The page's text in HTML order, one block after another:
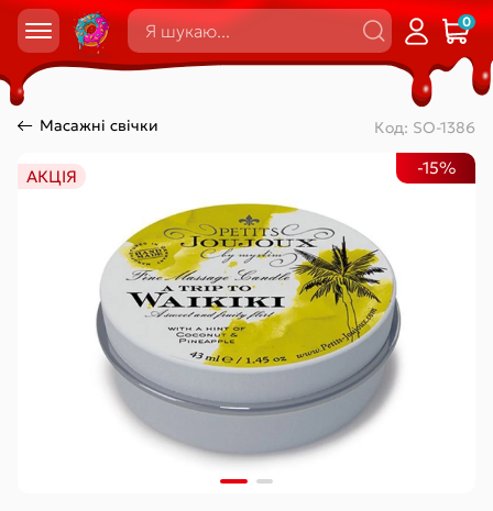
0
Масажні свічки Код: SO-1386
АКЦІЯ -15%